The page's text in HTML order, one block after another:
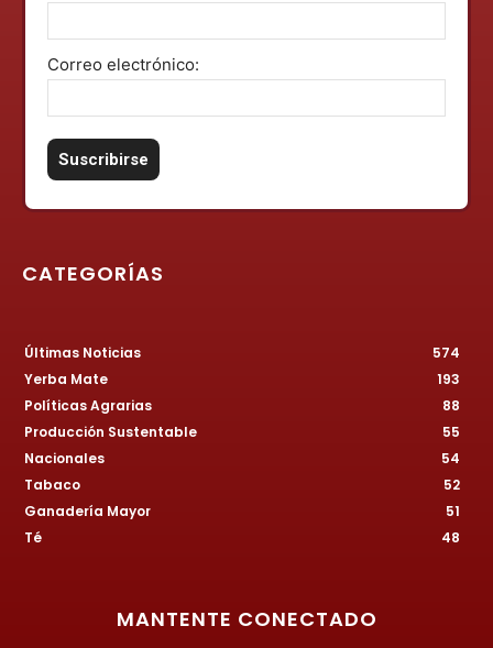
Correo electrónico:
CATEGORÍAS
Últimas Noticias
574
Yerba Mate
193
Políticas Agrarias
88
Producción Sustentable
55
Nacionales
54
Tabaco
52
Ganadería Mayor
51
Té
48
MANTENTE CONECTADO